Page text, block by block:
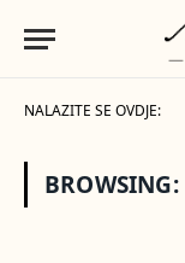
NALAZITE SE OVDJE:
BROWSING: